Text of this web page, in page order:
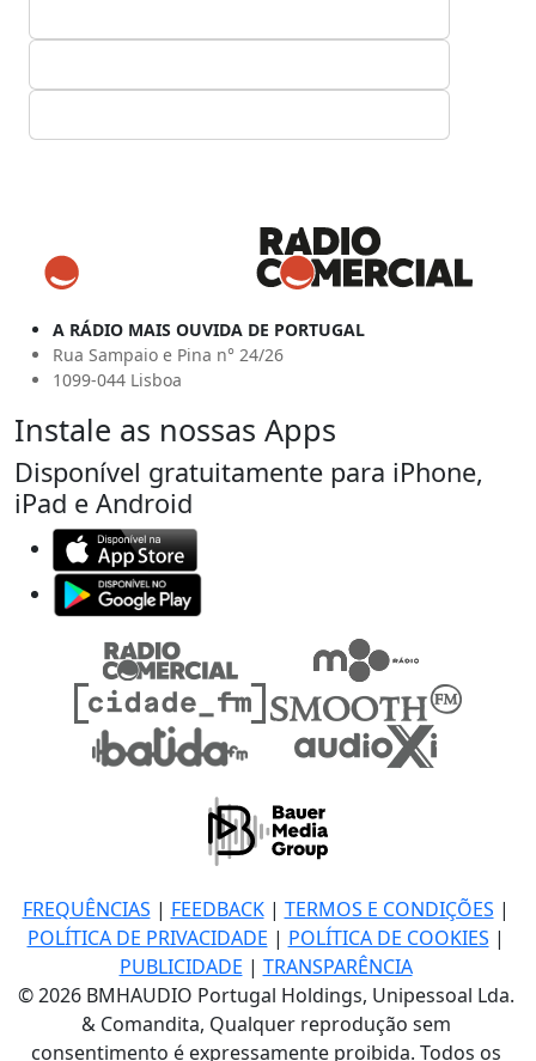
A RÁDIO MAIS OUVIDA DE PORTUGAL
Rua Sampaio e Pina n° 24/26
1099-044 Lisboa
Instale as nossas Apps
Disponível gratuitamente para iPhone,
iPad e Android
FREQUÊNCIAS | FEEDBACK| TERMOS E CONDIÇÕES |
POLÍTICA DE PRIVACIDADE | POLÍTICA DE COOKIES |
PUBLICIDADE | TRANSPARÊNCIA
© 2026 BMHAUDIO Portugal Holdings, Unipessoal Lda.
& Comandita, Qualquer reprodução sem
consentimento é expressamente proibida. Todos os